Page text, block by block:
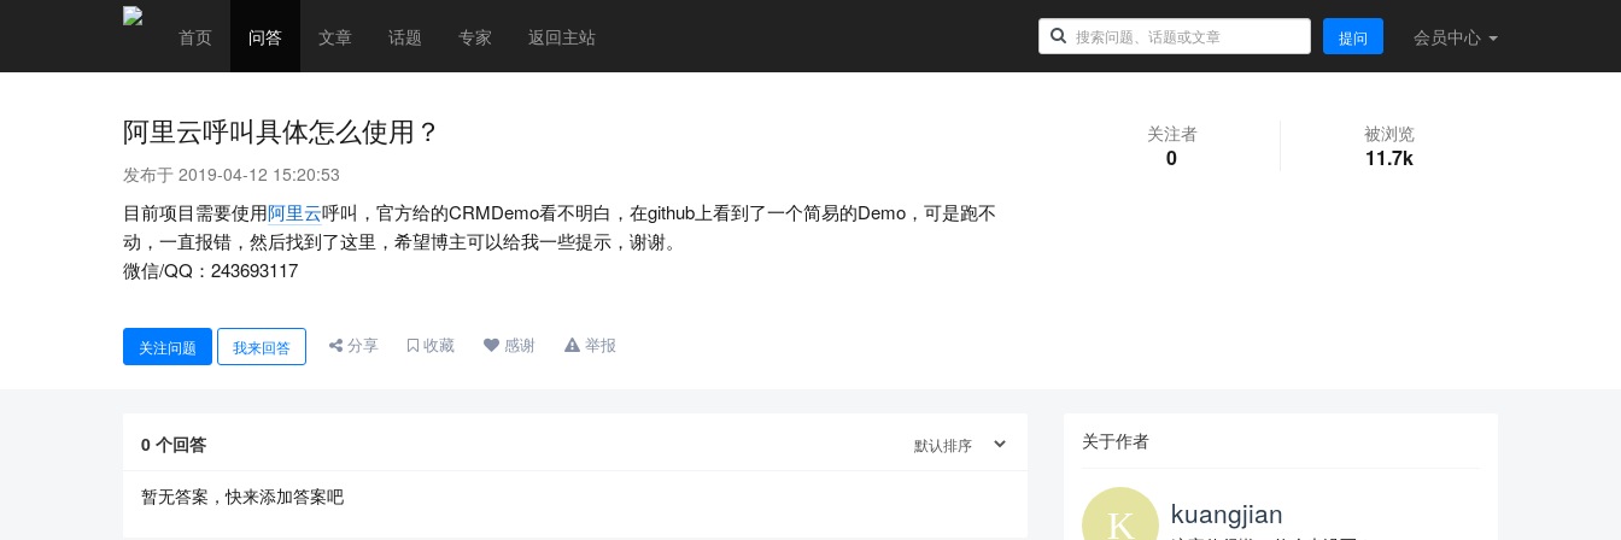
首页 问答 文章 话题 专家 返回主站 提问 会员中心
阿里云呼叫具体怎么使用？
发布于 2019-04-12 15:20:53
目前项目需要使用阿里云呼叫，官方给的CRMDemo看不明白，在github上看到了一个简易的Demo，可是跑不
动，一直报错，然后找到了这里，希望博主可以给我一些提示，谢谢。
微信/QQ：243693117
关注者
0
被浏览
11.7k
关注问题 我来回答 分享 收藏 感谢 举报
0 个回答
暂无答案，快来添加答案吧
关于作者
kuangjian